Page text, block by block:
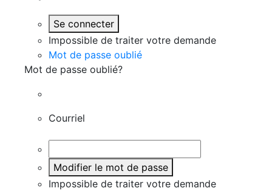
Se connecter
Impossible de traiter votre demande
Mot de passe oublié
Mot de passe oublié?
Courriel
Modifier le mot de passe
Impossible de traiter votre demande